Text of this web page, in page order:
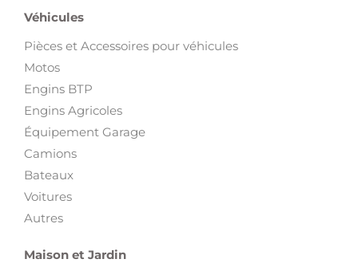
Véhicules
Pièces et Accessoires pour véhicules
Motos
Engins BTP
Engins Agricoles
Équipement Garage
Camions
Bateaux
Voitures
Autres
Maison et Jardin